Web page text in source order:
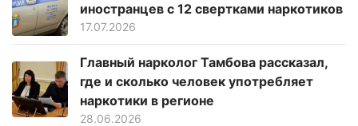
иностранцев с 12 свертками наркотиков
17.07.2026
Главный нарколог Тамбова рассказал,
где и сколько человек употребляет
наркотики в регионе
28.06.2026